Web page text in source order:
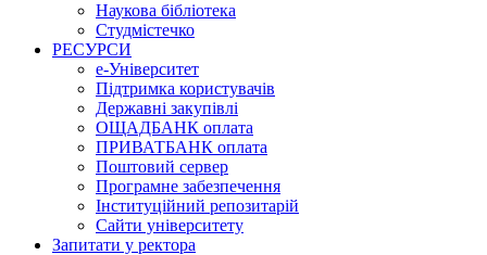
Наукова бібліотека
Студмістечко
РЕСУРСИ
е-Університет
Підтримка користувачів
Державні закупівлі
ОЩАДБАНК оплата
ПРИВАТБАНК оплата
Поштовий сервер
Програмне забезпечення
Інституційний репозитарій
Сайти університету
Запитати у ректора